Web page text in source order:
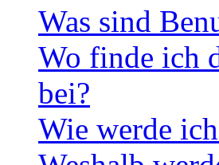
Was sind
Wo finde ich
bei?
Wie werde